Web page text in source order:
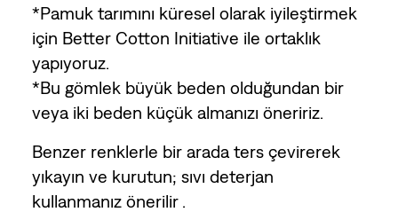
*Pamuk tarımını küresel olarak iyileştirmek
için Better Cotton Initiative ile ortaklık
yapıyoruz.
*Bu gömlek büyük beden olduğundan bir
veya iki beden küçük almanızı öneririz.
Benzer renklerle bir arada ters çevirerek
yıkayın ve kurutun; sıvı deterjan
kullanmanız önerilir .